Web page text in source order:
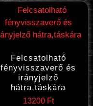
Felcsatolható
fényvisszaverő és
irányjelző
hátra,táskára
13200 Ft